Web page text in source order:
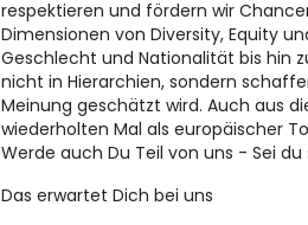
respektieren und fördern wir
Dimensionen von Diversity, Equity
Geschlecht und Nationalität bis hin
nicht in Hierarchien, sondern
Meinung geschätzt wird. Auch aus
wiederholten Mal als europäischer
Werde auch Du Teil von uns - Sei
Das erwartet Dich bei uns